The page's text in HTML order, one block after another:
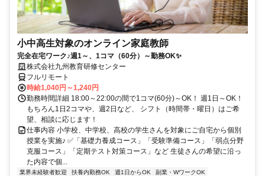
小中高生対象のオンライン家庭教師
完全在宅ワーク♪週1～、1コマ（60分）～勤務OK✨
株式会社九州教育研修センター
フルリモート
時給1,040円～1,240円
勤務時間詳細 18:00～22:00の間で1コマ(60分)～OK！ 週1日～OK！
もちろん1日2コマや、週2日など、 シフト（時間帯・曜日）はご希
望、相談に応じます！
仕事内容 小学校、中学校、高校の学生さんを対象にご自宅から個別
授業を実施♪ ✅「基礎力養成コース」「受験準備コース」「弱点分野
克服コース」「定期テスト対策コース」など 生徒さんの希望に沿っ
た内容で個...
業界未経験者歓迎 扶養内勤務OK 週1日からOK
副業・WワークOK